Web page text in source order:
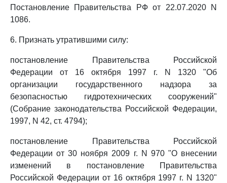
Постановление Правительства РФ от 22.07.2020 N
1086.
6. Признать утратившими силу:
постановление Правительства Российской
Федерации от 16 октября 1997 г. N 1320 "Об
организации государственного надзора за
безопасностью гидротехнических сооружений"
(Собрание законодательства Российской Федерации,
1997, N 42, ст. 4794);
постановление Правительства Российской
Федерации от 30 ноября 2009 г. N 970 "О внесении
изменений в постановление Правительства
Российской Федерации от 16 октября 1997 г. N 1320"